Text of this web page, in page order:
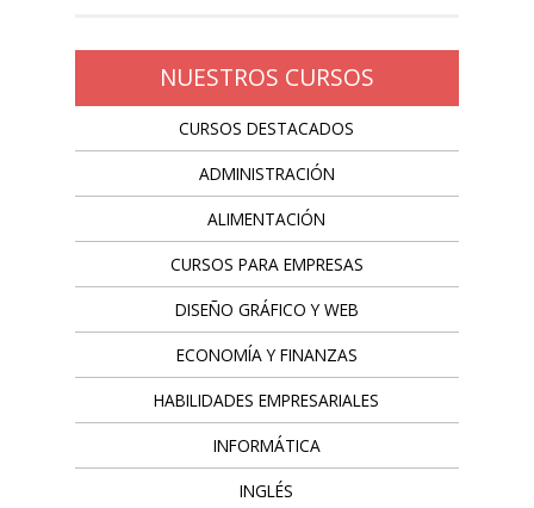
NUESTROS CURSOS
CURSOS DESTACADOS
ADMINISTRACIÓN
ALIMENTACIÓN
CURSOS PARA EMPRESAS
DISEÑO GRÁFICO Y WEB
ECONOMÍA Y FINANZAS
HABILIDADES EMPRESARIALES
INFORMÁTICA
INGLÉS